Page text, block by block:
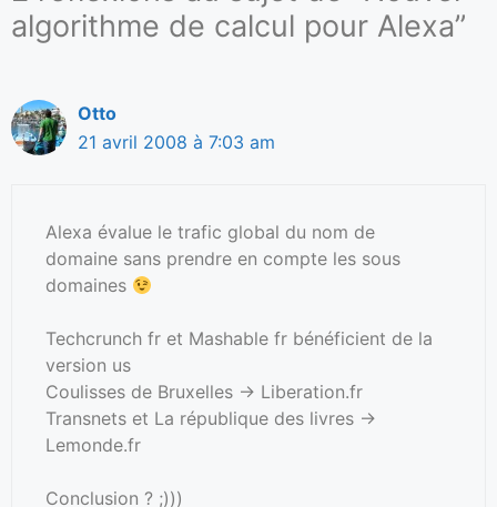
algorithme de calcul pour Alexa”
Otto
21 avril 2008 à 7:03 am
Alexa évalue le trafic global du nom de
domaine sans prendre en compte les sous
domaines
Techcrunch fr et Mashable fr bénéficient de la
version us
Coulisses de Bruxelles -> Liberation.fr
Transnets et La république des livres ->
Lemonde.fr
Conclusion ? ;)))